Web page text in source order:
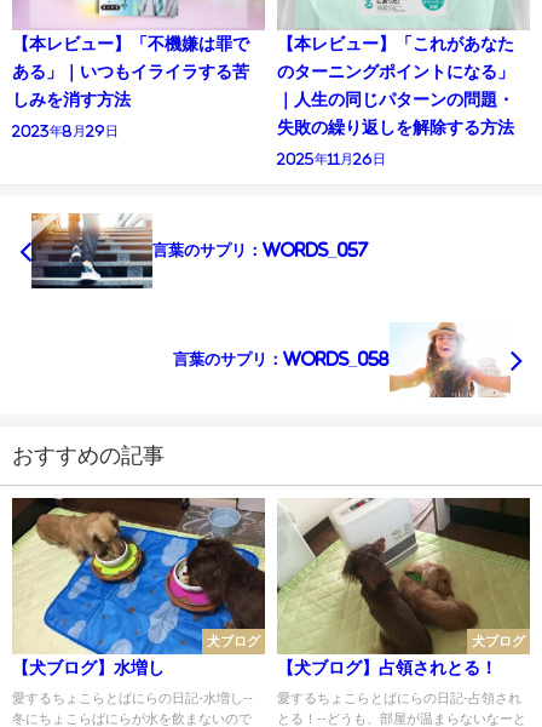
【本レビュー】「不機嫌は罪で
ある」｜いつもイライラする苦
しみを消す方法
2023年8月29日
【本レビュー】「これがあなた
のターニングポイントになる」
｜人生の同じパターンの問題・
失敗の繰り返しを解除する方法
2025年11月26日
言葉のサプリ：Words_057
言葉のサプリ：Words_058
おすすめの記事
犬ブログ
【犬ブログ】水増し
愛するちょこらとばにらの日記-水増し--
冬にちょこらばにらが水を飲まないので
犬ブログ
【犬ブログ】占領されとる！
愛するちょこらとばにらの日記-占領され
とる！--どうも、部屋が温まらないなーと